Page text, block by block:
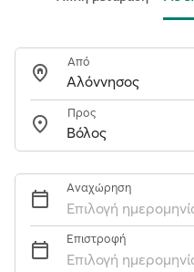
Από
Προς
Αναχώρηση
Επιλογή
Επιστροφή
Επιλογή